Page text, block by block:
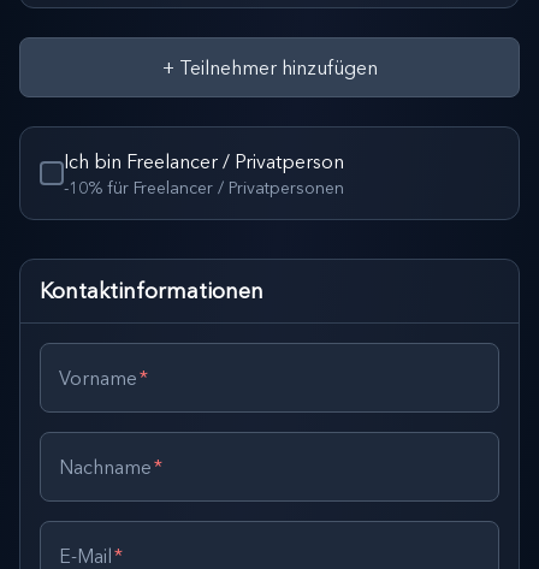
+ Teilnehmer hinzufügen
Ich bin Freelancer / Privatperson
-10% für Freelancer / Privatpersonen
Kontaktinformationen
Vorname*
Nachname*
E-Mail*